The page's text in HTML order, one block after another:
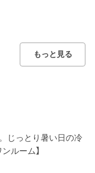
もっと見る
じっとり暑い日の冷
ルーム】